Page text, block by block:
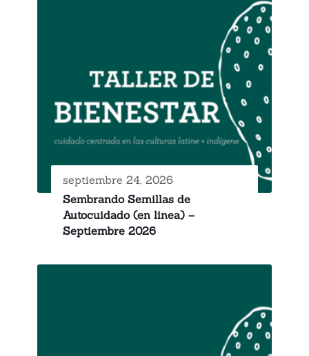
septiembre 24, 2026
Sembrando Semillas de
Autocuidado (en linea) –
Septiembre 2026